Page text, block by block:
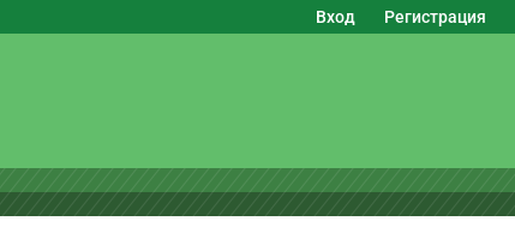
Вход Регистрация